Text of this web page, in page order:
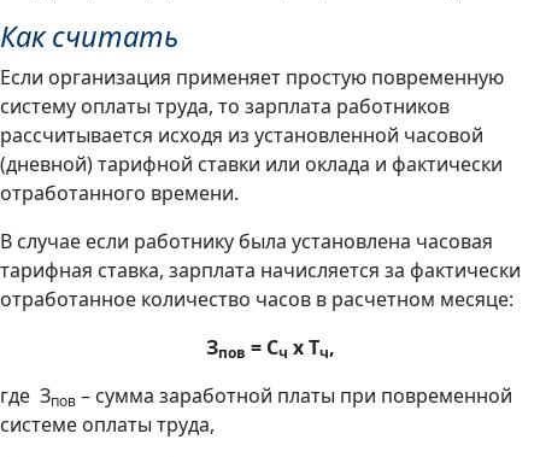
Как считать
Если организация применяет простую повременную
систему оплаты труда, то зарплата работников
рассчитывается исходя из установленной часовой
(дневной) тарифной ставки или оклада и фактически
отработанного времени.
В случае если работнику была установлена часовая
тарифная ставка, зарплата начисляется за фактически
отработанное количество часов в расчетном месяце:
Зпов = Сч х Тч,
где Зпов – сумма заработной платы при повременной
системе оплаты труда,